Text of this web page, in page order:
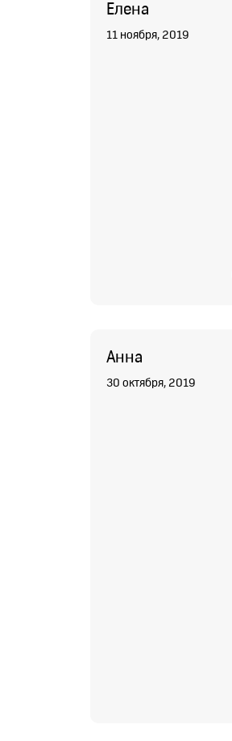
Елена
11 ноября, 2019
Анна
30 октября, 2019